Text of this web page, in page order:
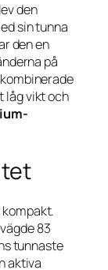
den
sin tunna
den en
på
låg vikt och
83
tunnaste
aktiva